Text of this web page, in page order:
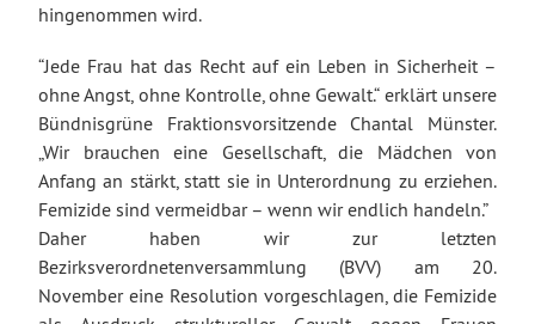
hingenommen wird.
“Jede Frau hat das Recht auf ein Leben in Sicherheit –
ohne Angst, ohne Kontrolle, ohne Gewalt.“ erklärt unsere
Bündnisgrüne Fraktionsvorsitzende Chantal Münster.
„Wir brauchen eine Gesellschaft, die Mädchen von
Anfang an stärkt, statt sie in Unterordnung zu erziehen.
Femizide sind vermeidbar – wenn wir endlich handeln.”
Daher haben wir zur letzten
Bezirksverordnetenversammlung (BVV) am 20.
November eine Resolution vorgeschlagen, die Femizide